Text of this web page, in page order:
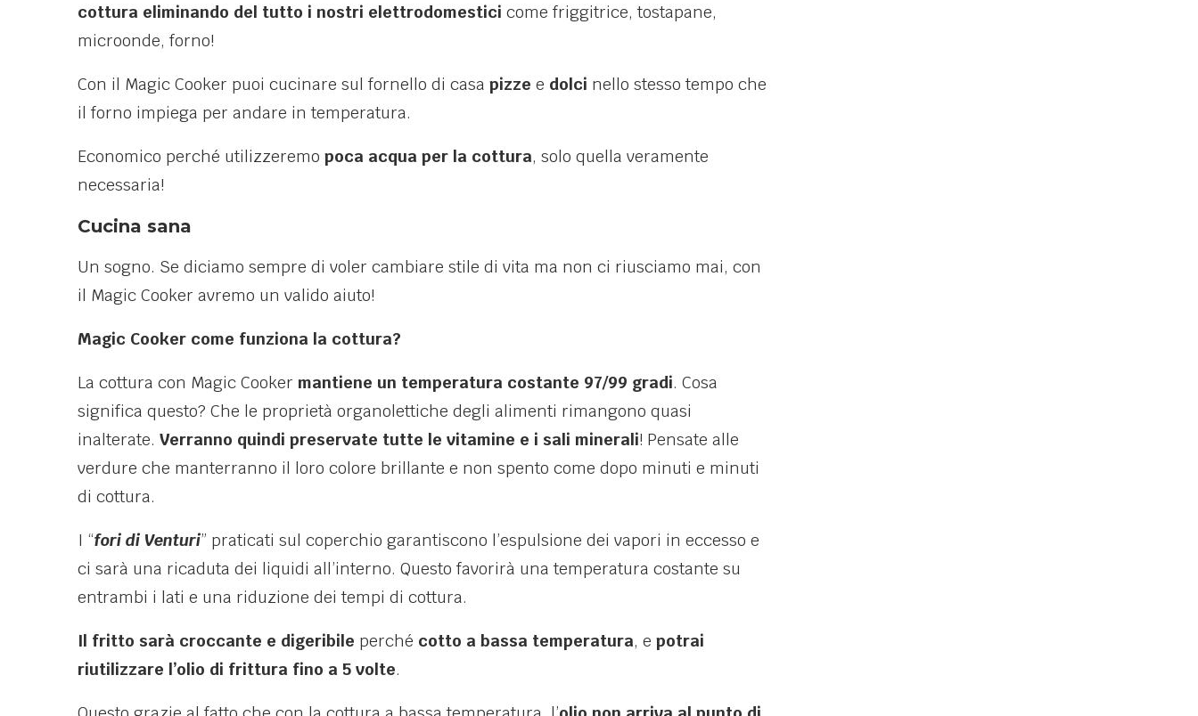
cottura eliminando del tutto i nostri elettrodomestici come friggitrice, tostapane,
microonde, forno!
Con il Magic Cooker puoi cucinare sul fornello di casa pizze e dolci nello stesso tempo che
il forno impiega per andare in temperatura.
Economico perché utilizzeremo poca acqua per la cottura, solo quella veramente
necessaria!
Cucina sana
Un sogno. Se diciamo sempre di voler cambiare stile di vita ma non ci riusciamo mai, con
il Magic Cooker avremo un valido aiuto!
Magic Cooker come funziona la cottura?
La cottura con Magic Cooker mantiene un temperatura costante 97/99 gradi. Cosa
significa questo? Che le proprietà organolettiche degli alimenti rimangono quasi
inalterate. Verranno quindi preservate tutte le vitamine e i sali minerali! Pensate alle
verdure che manterranno il loro colore brillante e non spento come dopo minuti e minuti
di cottura.
I “fori di Venturi” praticati sul coperchio garantiscono l’espulsione dei vapori in eccesso e
ci sarà una ricaduta dei liquidi all’interno. Questo favorirà una temperatura costante su
entrambi i lati e una riduzione dei tempi di cottura.
Il fritto sarà croccante e digeribile perché cotto a bassa temperatura, e potrai
riutilizzare l’olio di frittura fino a 5 volte.